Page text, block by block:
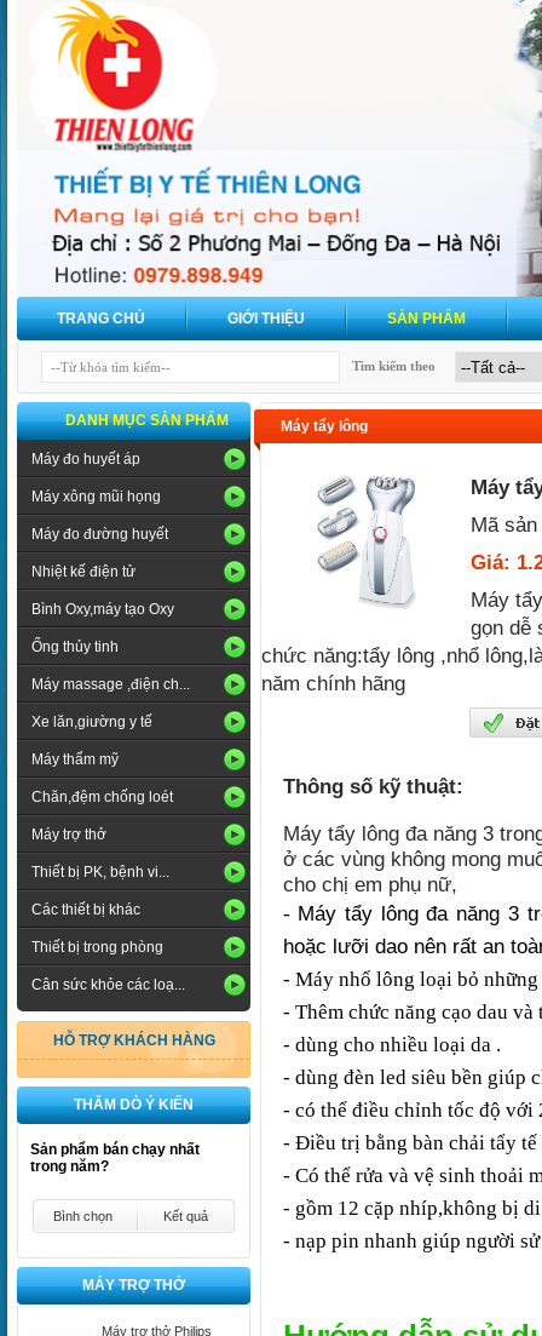
TRANG CHỦ GIỚI THIỆU SẢN PHẨM
Tìm kiếm theo
DANH MỤC SẢN PHẨM
Máy đo huyết áp
Máy xông mũi họng
Máy đo đường huyết
Nhiệt kế điện tử
Bình Oxy,máy tạo Oxy
Ống thủy tinh
Máy massage ,điện ch...
Xe lăn,giường y tế
Máy thẩm mỹ
Chăn,đệm chống loét
Máy trợ thở
Thiết bị PK, bệnh vi...
Các thiết bị khác
Thiết bị trong phòng
Cân sức khỏe các loạ...
HỖ TRỢ KHÁCH HÀNG
THĂM DÒ Ý KIẾN
Sản phẩm bán chạy nhất
trong năm?
Bình chọn Kết quả
MÁY TRỢ THỞ
Máy trợ thở Philips
Máy tẩy lông
Máy
Mã
Giá:
Máy
gọn dễ
chức năng:tẩy lông ,nhổ
năm chính hãng
Thông số kỹ thuật:
Máy tẩy lông đa năng 3
ở các vùng không mong
cho chị em phụ nữ,
- Máy tẩy lông đa năng 3
hoặc lưỡi dao nên rất an
- Máy nhổ lông loại bỏ
- Thêm chức năng cạo dau và
- dùng cho nhiều loại da .
- dùng đèn led siêu bền giúp
- có thể điều chỉnh tốc độ với
- Điều trị bằng bàn chải tẩy
- Có thể rửa và vệ sinh thoải
- gồm 12 cặp nhíp,không bị
- nạp pin nhanh giúp người